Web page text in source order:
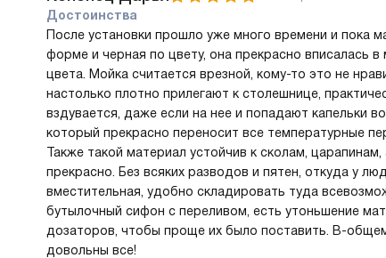
Достоинства
После установки прошло уже много времени и пока
форме и черная по цвету, она прекрасно вписалась
цвета. Мойка считается врезной, кому-то это не
настолько плотно прилегают к столешнице,
вздувается, даже если на нее и попадают капельки
который прекрасно переносит все температурные
Также такой материал устойчив к сколам,
прекрасно. Без всяких разводов и пятен, откуда у
вместительная, удобно складировать туда
бутылочный сифон с переливом, есть утоньшение
дозаторов, чтобы проще их было поставить. В-
довольны все!